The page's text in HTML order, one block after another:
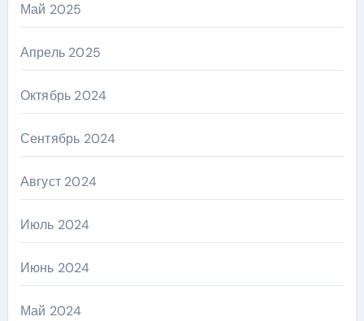
Май 2025
Апрель 2025
Октябрь 2024
Сентябрь 2024
Август 2024
Июль 2024
Июнь 2024
Май 2024